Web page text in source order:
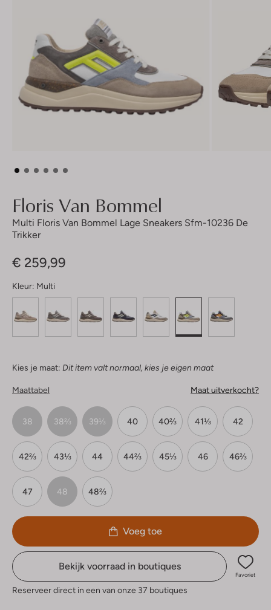
Floris Van Bommel
Multi Floris Van Bommel Lage Sneakers Sfm-10236 De
Trikker
€ 259,99
Kleur: Multi
Kies je maat: Dit item valt normaal, kies je eigen maat
Maattabel Maat uitverkocht?
38 38⅔ 39⅓ 40 40⅔ 41⅓ 42
42⅔ 43⅓ 44 44⅔ 45⅓ 46 46⅔
47 48 48⅔
Voeg toe
Bekijk voorraad in boutiques
Favoriet
Reserveer direct in een van onze 37 boutiques